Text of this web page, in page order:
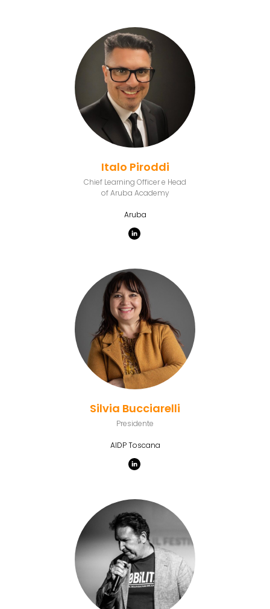
Italo Piroddi
Chief Learning Officer e Head
of Aruba Academy
Aruba
Silvia Bucciarelli
Presidente
AIDP Toscana